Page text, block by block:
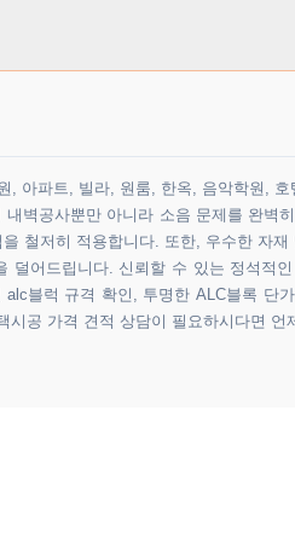
아파트, 빌라, 원룸, 한옥, 음악학원, 호
벽공사뿐만 아니라 소음 문제를 완벽
철저히 적용합니다. 또한, 우수한 자
덜어드립니다. 신뢰할 수 있는 정석적
블럭 규격 확인, 투명한 ALC블록 단
공 가격 견적 상담이 필요하시다면